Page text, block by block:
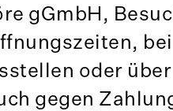
gGmbH,
bei
oder
gegen